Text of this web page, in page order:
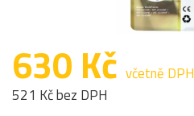
630 Kč včetně DPH
521 Kč bez DPH